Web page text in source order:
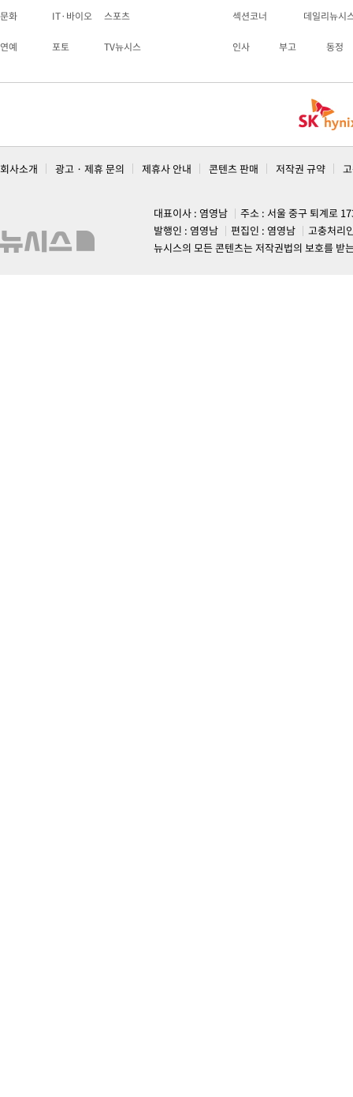
문화 IT·바이오 스포츠
연예 포토 TV뉴시스
섹션코너 데일리뉴시
인사 부고 동정
회사소개 광고 · 제휴 문의 제휴사 안내 콘텐츠 판매 저작권 규약
대표이사 : 염영남
주소 : 서울 중구 퇴계로
발행인 : 염영남
편집인 : 염영남
고충처리
뉴시스의 모든 콘텐츠는 저작권법의 보호를